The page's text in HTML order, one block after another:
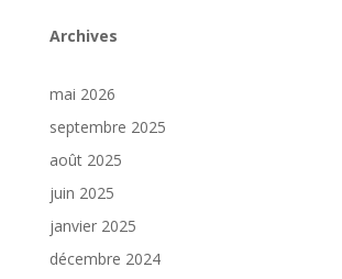
Archives
mai 2026
septembre 2025
août 2025
juin 2025
janvier 2025
décembre 2024